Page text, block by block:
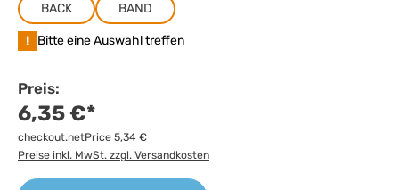
BACK
BAND
! Bitte eine Auswahl treffen
Preis:
6,35 €*
checkout.netPrice 5,34 €
Preise inkl. MwSt. zzgl. Versandkosten